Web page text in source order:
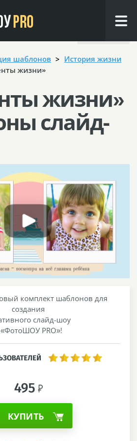
шаблонов
История жизни
жизни»
жизни»
слайд-
комплект шаблонов для
создания
слайд-шоу
PRO»!
495
КУПИТЬ